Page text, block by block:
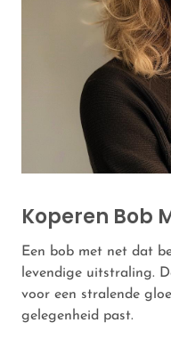
Koperen Bob
Een bob met net dat
levendige uitstraling.
voor een stralende
gelegenheid past.